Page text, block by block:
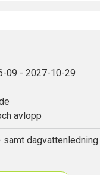
09 - 2027-10-29
avlopp
samt dagvattenledning.